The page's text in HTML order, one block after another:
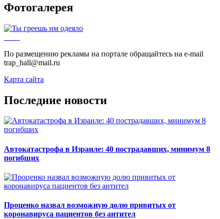
Фотогалерея
По размещению рекламы на портале обращайтесь на e-mail
trap_hall@mail.ru
Карта сайта
Последние новости
Автокатастрофа в Израиле: 40 пострадавших, минимум 8
погибших
Проценко назвал возможную долю привитых от
коронавируса пациентов без антител